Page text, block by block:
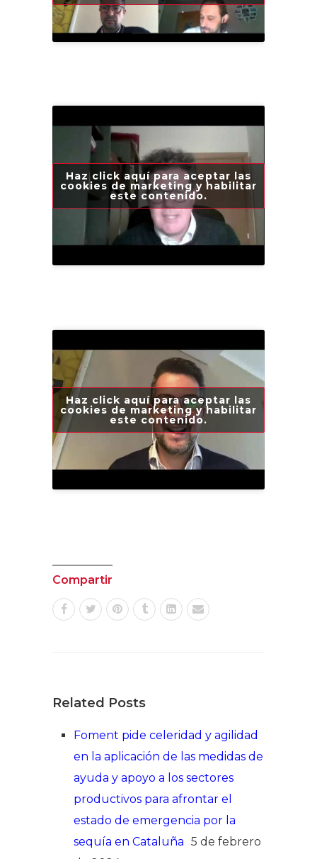
Haz click aquí para aceptar las
cookies de marketing y habilitar
este contenido.
Haz click aquí para aceptar las
cookies de marketing y habilitar
este contenido.
Compartir
Related Posts
Foment pide celeridad y agilidad
en la aplicación de las medidas de
ayuda y apoyo a los sectores
productivos para afrontar el
estado de emergencia por la
sequía en Cataluña 5 de febrero